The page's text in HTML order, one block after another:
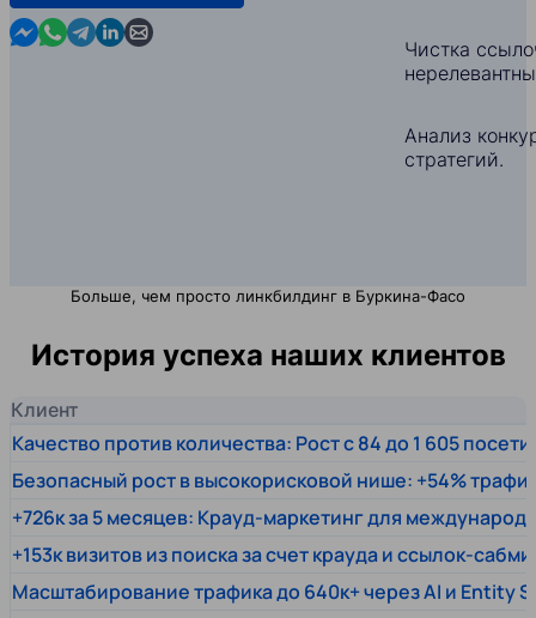
Contact us in Messenger
Contact us in WhatsApp
Contact us in Telegram
Contact us in Linkedin
Contact us by email
Чистка
Анализ
стратегий.
Больше, чем просто линкбилдинг в Буркина-Фасо
История успеха наших клиентов
Клиент
Качество против количества: Рост с 84 до 1 605
Безопасный рост в высокорисковой нише: +54%
+726к за 5 месяцев: Крауд-маркетинг для
+153к визитов из поиска за счет крауда и ссылок-
Масштабирование трафика до 640к+ через AI и Entity